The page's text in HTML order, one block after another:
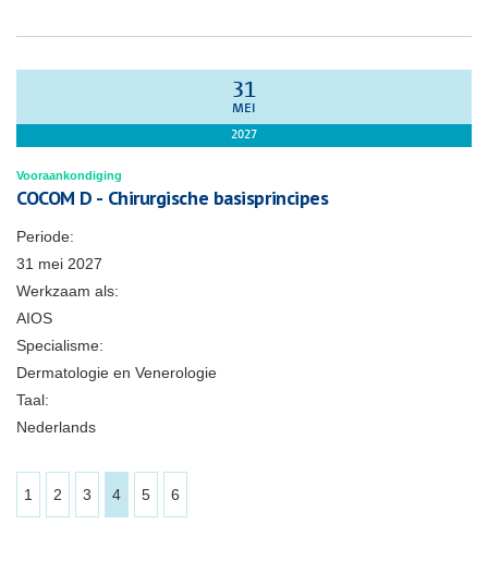
31
MEI
2027
Vooraankondiging
COCOM D - Chirurgische basisprincipes
Periode:
31 mei 2027
Werkzaam als:
AIOS
Specialisme:
Dermatologie en Venerologie
Taal:
Nederlands
1 2 3 4 5 6